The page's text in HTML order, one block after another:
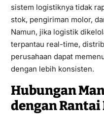
sistem logistiknya tidak
stok, pengiriman molor,
Namun, jika logistik
terpantau real-time,
perusahaan dapat
dengan lebih konsisten.
Hubungan
dengan Rantai